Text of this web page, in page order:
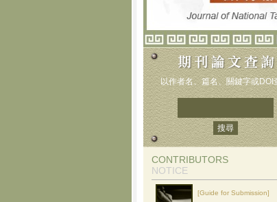
以作者名、篇名、關鍵字或DOI
CONTRIBUTORS
NOTICE
[Guide for Submission]